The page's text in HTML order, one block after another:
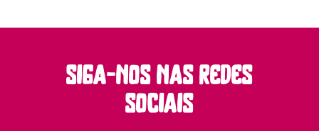
siga-nos nas redes
sociais